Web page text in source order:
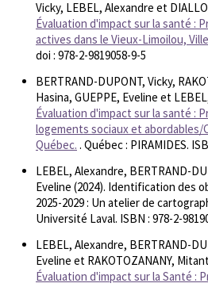
Vicky, LEBEL, Alexandre et
Évaluation d'impact sur la santé :
actives dans le Vieux-Limoilou,
doi : 978-2-9819058-9-5
BERTRAND-DUPONT, Vicky,
Hasina, GUEPPE, Eveline et
Évaluation d'impact sur la santé :
logements sociaux et abordables/
Québec. . Québec : PIRAMIDES.
LEBEL, Alexandre, BERTRAND-
Eveline (2024). Identification des
2025-2029 : Un atelier de
Université Laval. ISBN : 978-2-
LEBEL, Alexandre, BERTRAND-
Eveline et RAKOTOZANANY,
Évaluation d'impact sur la Santé :